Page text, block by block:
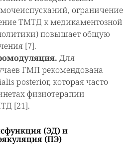
ограничение
ТМТД к медикаментозной
повышает общую
[7].
Для
ГМП рекомендована
posterior, которая часто
физиотерапии
[21].
(ЭД) и
(ПЭ)